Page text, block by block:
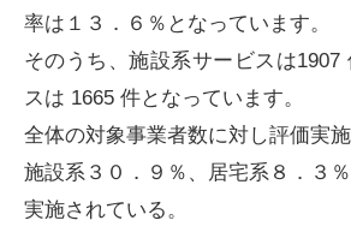
率は１３．６％となっています。
そのうち、施設系サービスは1907
スは 1665 件となっています。
全体の対象事業者数に対し評価実施
施設系３０．９％、居宅系８．３
実施されている。